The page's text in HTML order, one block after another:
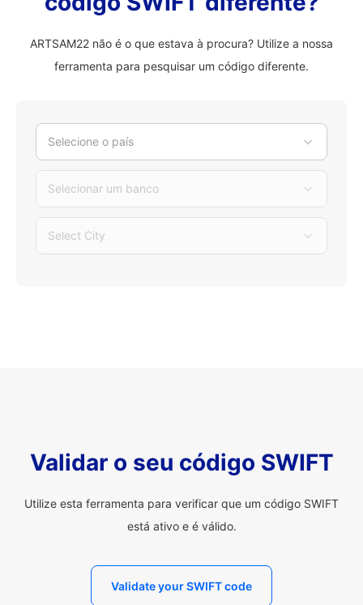
ARTSAM22 não é o que estava à procura? Utilize a nossa
ferramenta para pesquisar um código diferente.
Selecione o país
Selecionar um banco
Select City
Validar o seu código SWIFT
Utilize esta ferramenta para verificar que um código SWIFT
está ativo e é válido.
Validate your SWIFT code